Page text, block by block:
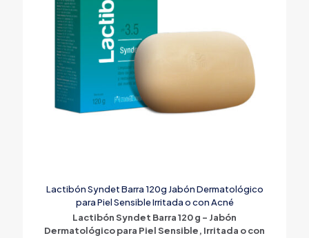
Lactibón Syndet Barra 120g Jabón Dermatológico
para Piel Sensible Irritada o con Acné
Lactibón Syndet Barra 120 g – Jabón
Dermatológico para Piel Sensible, Irritada o con